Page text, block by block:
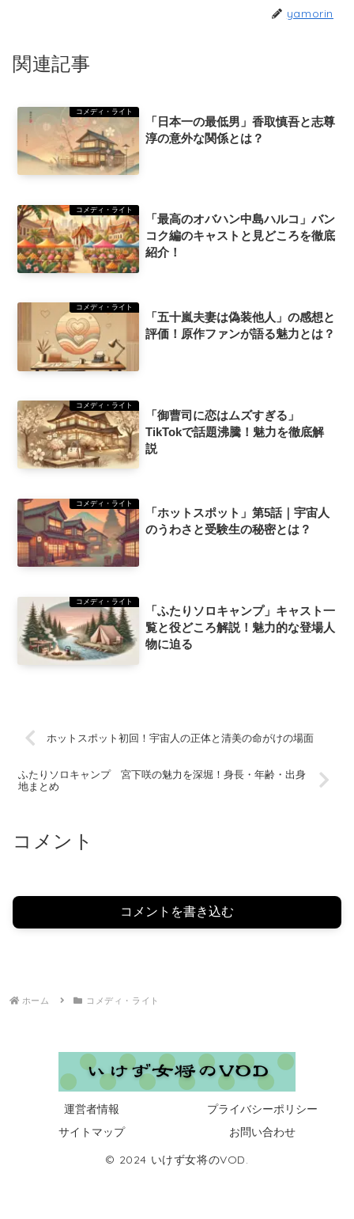
yamorin
関連記事
コメディ・ライト
「日本一の最低男」香取慎吾と志尊
淳の意外な関係とは？
コメディ・ライト
「最高のオバハン中島ハルコ」バン
コク編のキャストと見どころを徹底
紹介！
コメディ・ライト
「五十嵐夫妻は偽装他人」の感想と
評価！原作ファンが語る魅力とは？
コメディ・ライト
「御曹司に恋はムズすぎる」
TikTokで話題沸騰！魅力を徹底解
説
コメディ・ライト
「ホットスポット」第5話｜宇宙人
のうわさと受験生の秘密とは？
コメディ・ライト
「ふたりソロキャンプ」キャスト一
覧と役どころ解説！魅力的な登場人
物に迫る
ホットスポット初回！宇宙人の正体と清美の命がけの場面
ふたりソロキャンプ 宮下咲の魅力を深堀！身長・年齢・出身
地まとめ
コメント
コメントを書き込む
ホーム コメディ・ライト
運営者情報
プライバシーポリシー
サイトマップ
お問い合わせ
© 2024 いけず女将のVOD.